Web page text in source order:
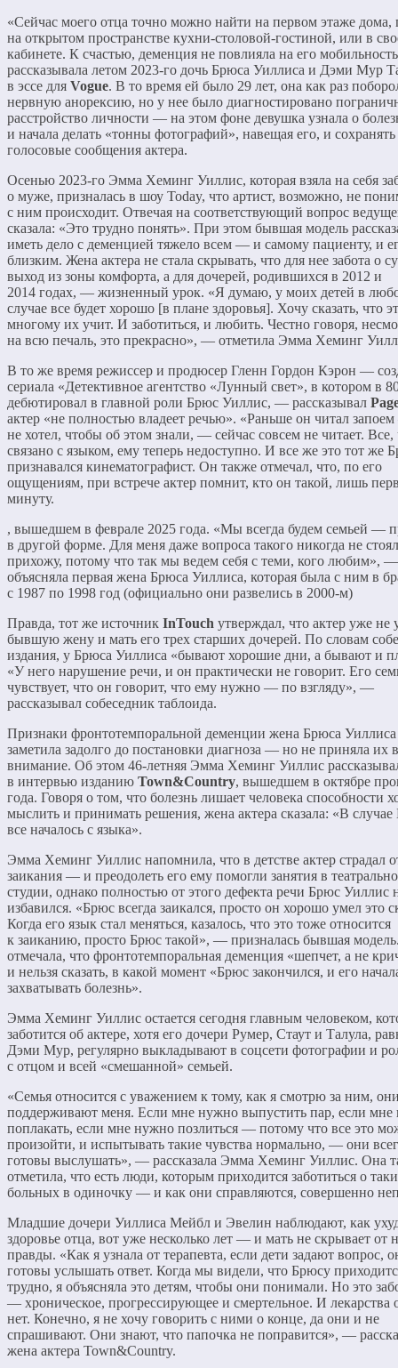
«Сейчас моего отца точно можно найти на первом этаже дома,
на открытом пространстве кухни-столовой-гостиной, или в
кабинете. К счастью, деменция не повлияла на его
рассказывала летом 2023-го дочь Брюса Уиллиса и Дэми Мур
в эссе для Vogue. В то время ей было 29 лет, она как раз
нервную анорексию, но у нее было диагностировано
расстройство личности — на этом фоне девушка узнала о
и начала делать «тонны фотографий», навещая его, и сохранять
голосовые сообщения актера.
Осенью 2023-го Эмма Хеминг Уиллис, которая взяла на себя
о муже, призналась в шоу Today, что артист, возможно, не
с ним происходит. Отвечая на соответствующий вопрос
сказала: «Это трудно понять». При этом бывшая модель
иметь дело с деменцией тяжело всем — и самому пациенту, и
близким. Жена актера не стала скрывать, что для нее забота о
выход из зоны комфорта, а для дочерей, родившихся в 2012 и
2014 годах, — жизненный урок. «Я думаю, у моих детей в
случае все будет хорошо [в плане здоровья]. Хочу сказать, что
многому их учит. И заботиться, и любить. Честно говоря,
на всю печаль, это прекрасно», — отметила Эмма Хеминг
В то же время режиссер и продюсер Гленн Гордон Кэрон —
сериала «Детективное агентство «Лунный свет», в котором в
дебютировал в главной роли Брюс Уиллис, — рассказывал
актер «не полностью владеет речью». «Раньше он читал
не хотел, чтобы об этом знали, — сейчас совсем не читает. Все,
связано с языком, ему теперь недоступно. И все же это тот же
признавался кинематографист. Он также отмечал, что, по его
ощущениям, при встрече актер помнит, кто он такой, лишь
минуту.
, вышедшем в феврале 2025 года. «Мы всегда будем семьей —
в другой форме. Для меня даже вопроса такого никогда не
прихожу, потому что так мы ведем себя с теми, кого любим», —
объясняла первая жена Брюса Уиллиса, которая была с ним в
с 1987 по 1998 год (официально они развелись в 2000-м)
Правда, тот же источник InTouch утверждал, что актер уже не
бывшую жену и мать его трех старших дочерей. По словам
издания, у Брюса Уиллиса «бывают хорошие дни, а бывают и
«У него нарушение речи, и он практически не говорит. Его
чувствует, что он говорит, что ему нужно — по взгляду», —
рассказывал собеседник таблоида.
Признаки фронтотемпоральной деменции жена Брюса Уиллиса
заметила задолго до постановки диагноза — но не приняла их
внимание. Об этом 46-летняя Эмма Хеминг Уиллис
в интервью изданию Town&Country, вышедшем в октябре
года. Говоря о том, что болезнь лишает человека способности
мыслить и принимать решения, жена актера сказала: «В
все началось с языка».
Эмма Хеминг Уиллис напомнила, что в детстве актер страдал
заикания — и преодолеть его ему помогли занятия в
студии, однако полностью от этого дефекта речи Брюс Уиллис
избавился. «Брюс всегда заикался, просто он хорошо умел это
Когда его язык стал меняться, казалось, что это тоже относится
к заиканию, просто Брюс такой», — призналась бывшая
отмечала, что фронтотемпоральная деменция «шепчет, а не
и нельзя сказать, в какой момент «Брюс закончился, и его
захватывать болезнь».
Эмма Хеминг Уиллис остается сегодня главным человеком,
заботится об актере, хотя его дочери Румер, Стаут и Талула,
Дэми Мур, регулярно выкладывают в соцсети фотографии и
с отцом и всей «смешанной» семьей.
«Семья относится с уважением к тому, как я смотрю за ним,
поддерживают меня. Если мне нужно выпустить пар, если
поплакать, если мне нужно позлиться — потому что все это
произойти, и испытывать такие чувства нормально, — они
готовы выслушать», — рассказала Эмма Хеминг Уиллис. Она
отметила, что есть люди, которым приходится заботиться о
больных в одиночку — и как они справляются, совершенно
Младшие дочери Уиллиса Мейбл и Эвелин наблюдают, как
здоровье отца, вот уже несколько лет — и мать не скрывает от
правды. «Как я узнала от терапевта, если дети задают вопрос,
готовы услышать ответ. Когда мы видели, что Брюсу
трудно, я объясняла это детям, чтобы они понимали. Но это
— хроническое, прогрессирующее и смертельное. И лекарства
нет. Конечно, я не хочу говорить с ними о конце, да они и не
спрашивают. Они знают, что папочка не поправится», —
жена актера Town&Country.